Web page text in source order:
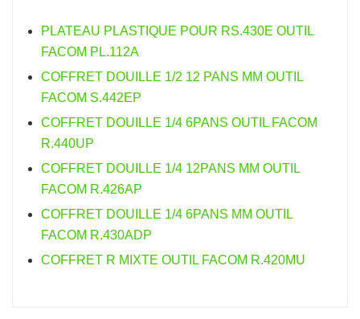
PLATEAU PLASTIQUE POUR RS.430E OUTIL
FACOM PL.112A
COFFRET DOUILLE 1/2 12 PANS MM OUTIL
FACOM S.442EP
COFFRET DOUILLE 1/4 6PANS OUTIL FACOM
R.440UP
COFFRET DOUILLE 1/4 12PANS MM OUTIL
FACOM R.426AP
COFFRET DOUILLE 1/4 6PANS MM OUTIL
FACOM R.430ADP
COFFRET R MIXTE OUTIL FACOM R.420MU